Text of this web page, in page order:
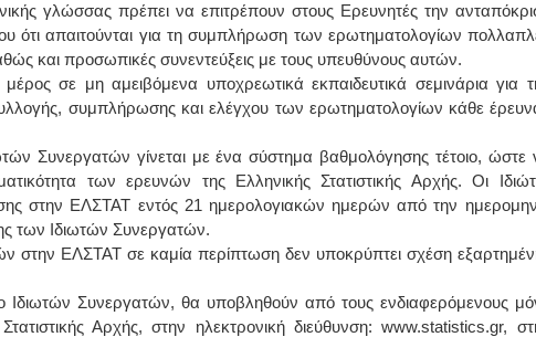
γλώσσας πρέπει να επιτρέπουν στους Ερευνητές την
ότι απαιτούνται για τη συμπλήρωση των ερωτηματολογίων
και προσωπικές συνεντεύξεις με τους υπευθύνους αυτών.
σε μη αμειβόμενα υποχρεωτικά εκπαιδευτικά σεμινάρια για
συμπλήρωσης και ελέγχου των ερωτηματολογίων κάθε
Συνεργατών γίνεται με ένα σύστημα βαθμολόγησης τέτοιο, ώστε
των ερευνών της Ελληνικής Στατιστικής Αρχής. Οι
στην ΕΛΣΤΑΤ εντός 21 ημερολογιακών ημερών από την
των Ιδιωτών Συνεργατών.
στην ΕΛΣΤΑΤ σε καμία περίπτωση δεν υποκρύπτει σχέση
Ιδιωτών Συνεργατών, θα υποβληθούν από τους ενδιαφερόμενους
Αρχής, στην ηλεκτρονική διεύθυνση: www.statistics.gr,
ΧΕΙΡΟΥΡΓΟΣ
ΟΦΘΑΛΜΙΑΤΡΟΣ
Διδάκτωρ Ιατρικής Σχολής
Πανεπιστημίου Αθηνών
Καβέτσου 10, Μυτιλήνη, τηλ:
Χειρουργός Ωτορινολαρυγγολόγος